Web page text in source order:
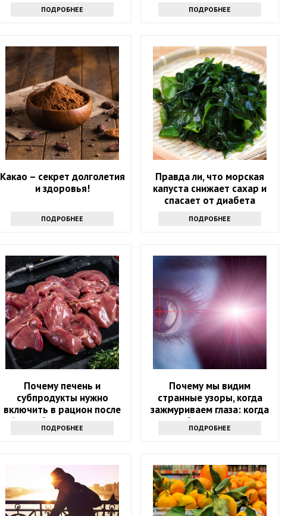
их в рацион после 60 лет
ПОДРОБНЕЕ ПОДРОБНЕЕ
Какао – секрет долголетия
и здоровья!
ПОДРОБНЕЕ
Правда ли, что морская
капуста снижает сахар и
спасает от диабета
ПОДРОБНЕЕ
Почему печень и
субпродукты нужно
включить в рацион после
60? Забытый источник
силы
ПОДРОБНЕЕ
Почему мы видим
странные узоры, когда
зажмуриваем глаза: когда
стоит обратиться к врачу
ПОДРОБНЕЕ